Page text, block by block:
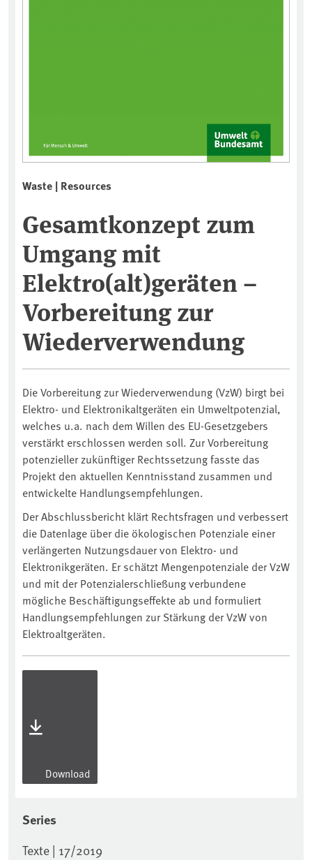
Waste | Resources
Gesamtkonzept zum
Umgang mit
Elektro(alt)geräten –
Vorbereitung zur
Wiederverwendung
Die Vorbereitung zur Wiederverwendung (VzW) birgt bei
Elektro- und Elektronikaltgeräten ein Umweltpotenzial,
welches u.a. nach dem Willen des EU-Gesetzgebers
verstärkt erschlossen werden soll. Zur Vorbereitung
potenzieller zukünftiger Rechtssetzung fasste das
Projekt den aktuellen Kenntnisstand zusammen und
entwickelte Handlungsempfehlungen.
Der Abschlussbericht klärt Rechtsfragen und verbessert
die Datenlage über die ökologischen Potenziale einer
verlängerten Nutzungsdauer von Elektro- und
Elektronikgeräten. Er schätzt Mengenpotenziale der VzW
und mit der Potenzialerschließung verbundene
mögliche Beschäftigungseffekte ab und formuliert
Handlungsempfehlungen zur Stärkung der VzW von
Elektroaltgeräten.
Download
Series
Texte | 17/2019